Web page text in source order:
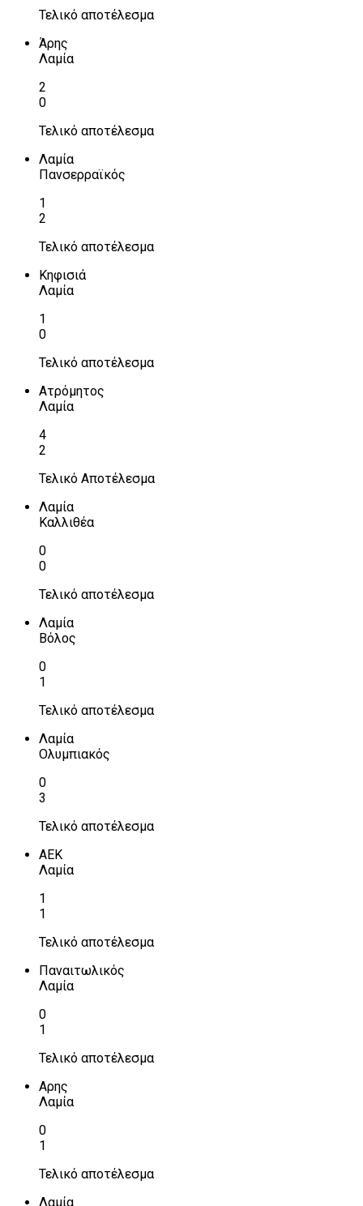
Τελικό αποτέλεσμα
Άρης
Λαμία
2
0
Τελικό αποτέλεσμα
Λαμία
Πανσερραϊκός
1
2
Τελικό αποτέλεσμα
Κηφισιά
Λαμία
1
0
Τελικό αποτέλεσμα
Ατρόμητος
Λαμία
4
2
Τελικό Αποτέλεσμα
Λαμία
Καλλιθέα
0
0
Τελικό αποτέλεσμα
Λαμία
Βόλος
0
1
Τελικό αποτέλεσμα
Λαμία
Ολυμπιακός
0
3
Τελικό αποτέλεσμα
ΑΕΚ
Λαμία
1
1
Τελικό αποτέλεσμα
Παναιτωλικός
Λαμία
0
1
Τελικό αποτέλεσμα
Αρης
Λαμία
0
1
Τελικό αποτέλεσμα
Λαμία